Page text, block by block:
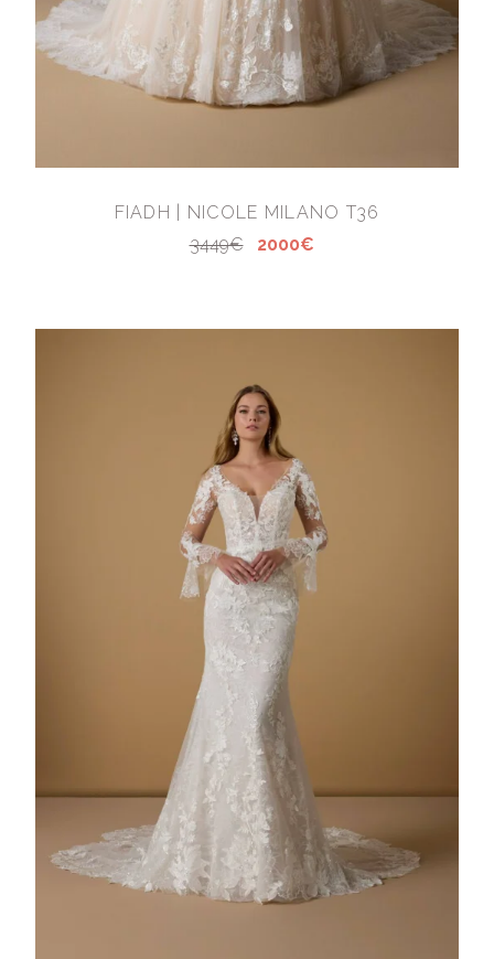
FIADH | NICOLE MILANO T36
3449€
2000€